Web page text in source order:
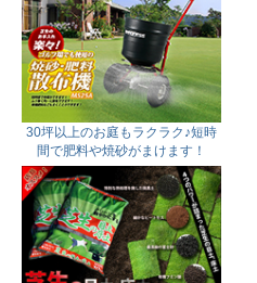
30坪以上のお庭もラクラク♪短時
間で肥料や焼砂がまけます！